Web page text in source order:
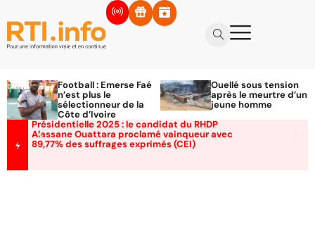
Football : Emerse Faé
n’est plus le
sélectionneur de la
Côte d’Ivoire
Ouellé sous tension
après le meurtre d’un
jeune homme
Présidentielle 2025 : le candidat du RHDP
Alassane Ouattara proclamé vainqueur avec
89,77% des suffrages exprimés (CEI)